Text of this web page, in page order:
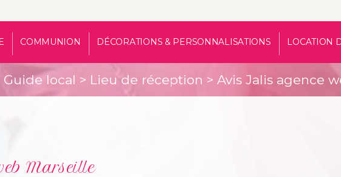
COMMUNION DÉCORATIONS & PERSONNALISATIONS LOCATION
Guide local > Lieu de réception > Avis Jalis agence
Marseille